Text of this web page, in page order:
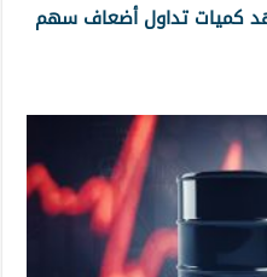
كميات تداول أضعاف سهم